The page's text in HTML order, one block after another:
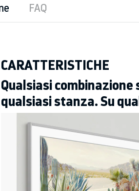
FAQ
CARATTERISTICHE
Qualsiasi
qualsiasi stanza. Su